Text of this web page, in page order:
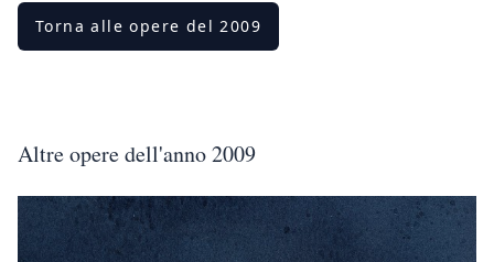
Torna alle opere del 2009
Altre opere dell'anno 2009